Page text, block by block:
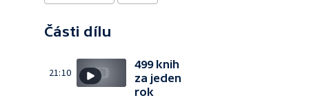
Části dílu
21:10
499 knih
za jeden
rok